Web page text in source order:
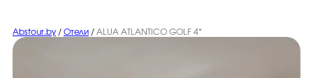
Abstour.by / Отели / ALUA ATLANTICO GOLF 4*